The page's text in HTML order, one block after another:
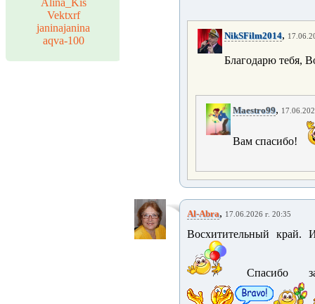
Alina_Kis
Vektxrf
janinajanina
aqva-100
NikSFilm2014,
Благодарю тебя,
Maestro99,
Вам спасибо!
Al-Abra, 17.06.2026 г. 20:35
Восхитительный край.
Спасибо за